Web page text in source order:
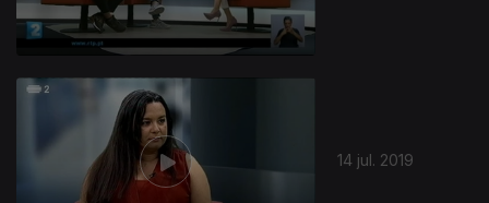
14 jul. 2019